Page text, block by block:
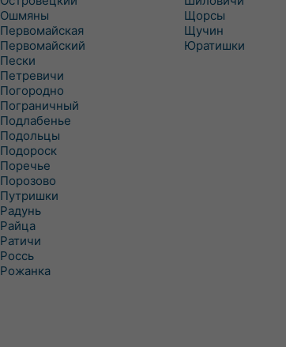
Ошмяны
Первомайская
Первомайский
Пески
Петревичи
Погородно
Пограничный
Подлабенье
Подольцы
Подороск
Поречье
Порозово
Путришки
Радунь
Райца
Ратичи
Роcсь
Рожанка
Щорсы
Щучин
Юратишки